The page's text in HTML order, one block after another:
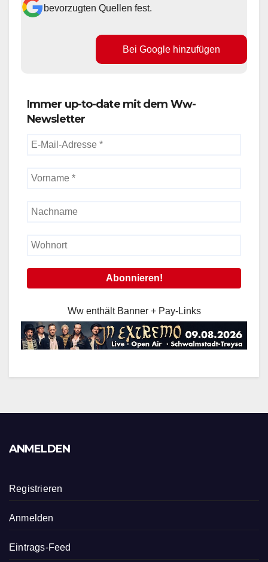
bevorzugten Quellen fest.
Bei Google hinzufügen
Immer up-to-date mit dem Ww-
Newsletter
Ww enthält Banner + Pay-Links
ANMELDEN
Registrieren
Anmelden
Eintrags-Feed